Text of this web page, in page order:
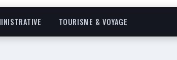
TOURISME & VOYAGE